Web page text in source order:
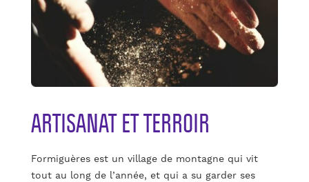
ARTISANAT ET TERROIR
Formiguères est un village de montagne qui vit
tout au long de l’année, et qui a su garder ses